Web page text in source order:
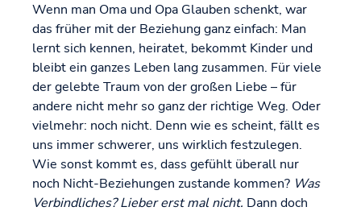
Wenn man Oma und Opa Glauben schenkt, war
das früher mit der Beziehung ganz einfach: Man
lernt sich kennen, heiratet, bekommt Kinder und
bleibt ein ganzes Leben lang zusammen. Für viele
der gelebte Traum von der großen Liebe – für
andere nicht mehr so ganz der richtige Weg. Oder
vielmehr: noch nicht. Denn wie es scheint, fällt es
uns immer schwerer, uns wirklich festzulegen.
Wie sonst kommt es, dass gefühlt überall nur
noch Nicht-Beziehungen zustande kommen? Was
Verbindliches? Lieber erst mal nicht. Dann doch